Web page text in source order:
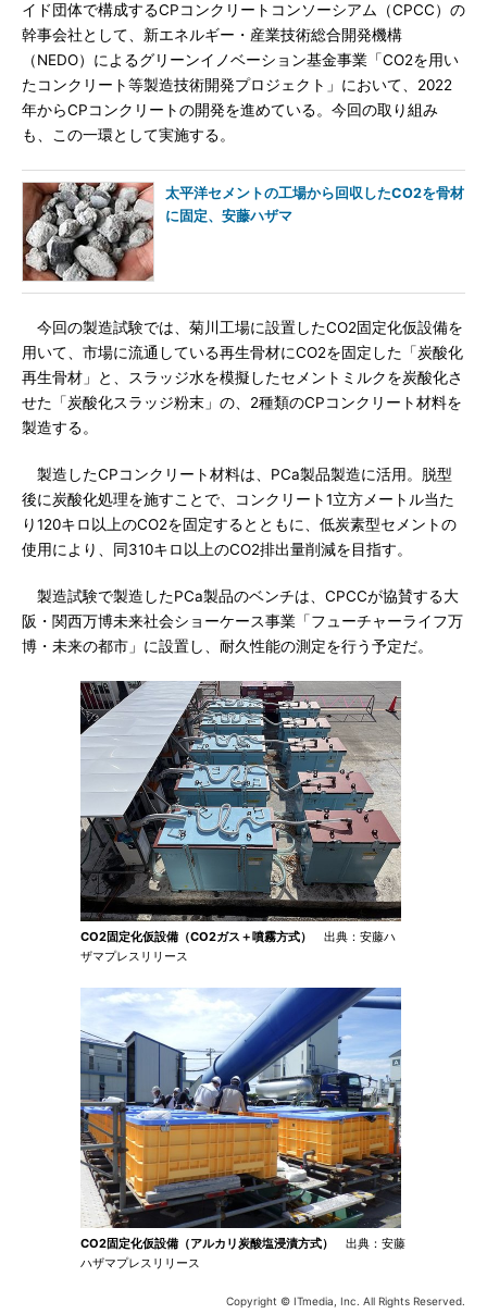
イド団体で構成するCPコンクリートコンソーシアム（CPCC）の
幹事会社として、新エネルギー・産業技術総合開発機構
（NEDO）によるグリーンイノベーション基金事業「CO2を用い
たコンクリート等製造技術開発プロジェクト」において、2022
年からCPコンクリートの開発を進めている。今回の取り組み
も、この一環として実施する。
太平洋セメントの工場から回収したCO2を骨材
に固定、安藤ハザマ
今回の製造試験では、菊川工場に設置したCO2固定化仮設備を
用いて、市場に流通している再生骨材にCO2を固定した「炭酸化
再生骨材」と、スラッジ水を模擬したセメントミルクを炭酸化さ
せた「炭酸化スラッジ粉末」の、2種類のCPコンクリート材料を
製造する。
製造したCPコンクリート材料は、PCa製品製造に活用。脱型
後に炭酸化処理を施すことで、コンクリート1立方メートル当た
り120キロ以上のCO2を固定するとともに、低炭素型セメントの
使用により、同310キロ以上のCO2排出量削減を目指す。
製造試験で製造したPCa製品のベンチは、CPCCが協賛する大
阪・関西万博未来社会ショーケース事業「フューチャーライフ万
博・未来の都市」に設置し、耐久性能の測定を行う予定だ。
CO2固定化仮設備（CO2ガス＋噴霧方式）
出典：安藤ハ
ザマプレスリリース
CO2固定化仮設備（アルカリ炭酸塩浸漬方式）
出典：安藤
ハザマプレスリリース
Copyright © ITmedia, Inc. All Rights Reserved.